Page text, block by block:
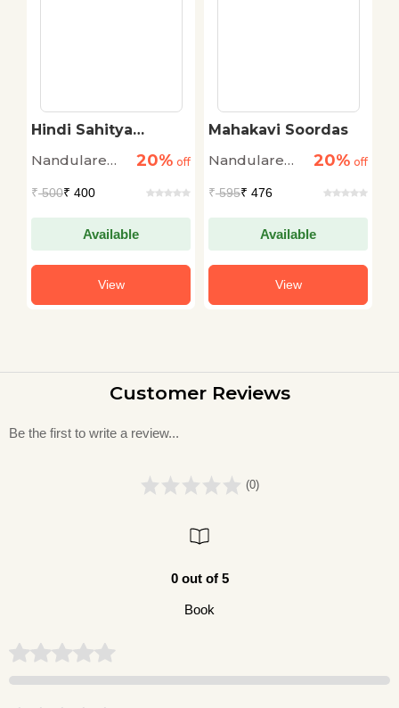
Hindi Sahitya
Nandulare
20% off
₹500₹ 400
Available
View
Mahakavi Soordas
Nandulare
20% off
₹595₹ 476
Available
View
Customer Reviews
Be the first to write a review...
(0)
0 out of 5
Book